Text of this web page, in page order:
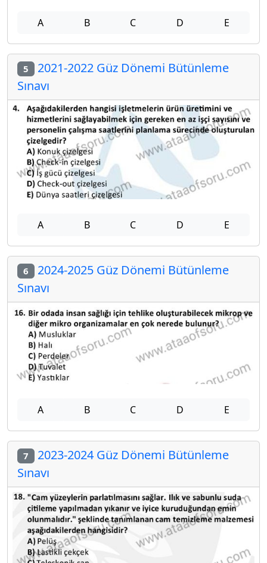
A B C D E
5 2021-2022 Güz Dönemi Bütünleme
Sınavı
A B C D E
6 2024-2025 Güz Dönemi Bütünleme
Sınavı
A B C D E
7 2023-2024 Güz Dönemi Bütünleme
Sınavı